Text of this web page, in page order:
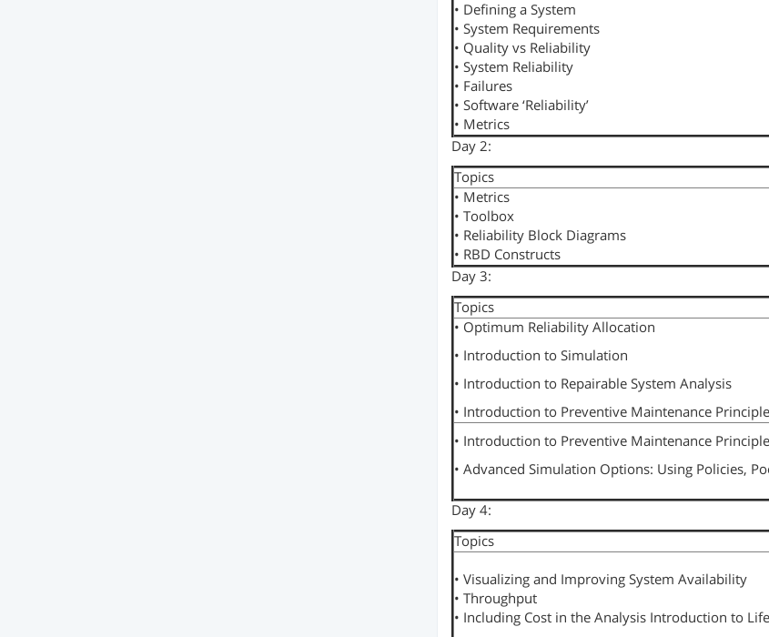
• Defining a System
• System Requirements
• Quality vs Reliability
• System Reliability
• Failures
• Software ‘Reliability’
• Metrics
Day 2:
Topics
• Metrics
• Toolbox
• Reliability Block Diagrams
• RBD Constructs
Day 3:
Topics
• Optimum Reliability Allocation
• Introduction to Simulation
• Introduction to Repairable System Analysis
• Introduction to Preventive Maintenance
• Introduction to Preventive Maintenance
• Advanced Simulation Options: Using Policies,
Day 4:
Topics
• Visualizing and Improving System Availability
• Throughput
• Including Cost in the Analysis Introduction to